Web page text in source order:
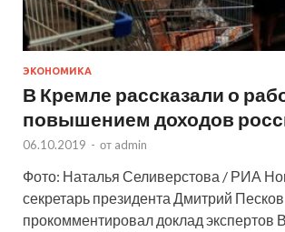
ЭКОНОМИКА
В Кремле рассказали о
повышением доходов
06.10.2019 - от admin
Фото: Наталья Селиверстова / РИА
секретарь президента Дмитрий Песков
прокомментировал доклад